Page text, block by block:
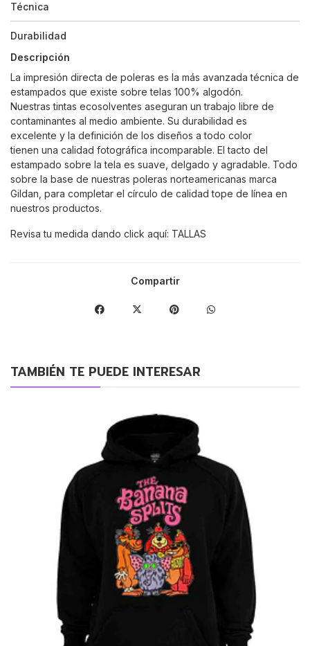
Técnica
Durabilidad
Descripción
La impresión directa de poleras es la más avanzada técnica de
estampados que existe sobre telas 100% algodón.
Nuestras tintas ecosolventes aseguran un trabajo libre de
contaminantes al medio ambiente. Su durabilidad es
excelente y la definición de los diseños a todo color
tienen una calidad fotográfica incomparable. El tacto del
estampado sobre la tela es suave, delgado y agradable. Todo
sobre la base de nuestras poleras norteamericanas marca
Gildan, para completar el círculo de calidad tope de línea en
nuestros productos.
Revisa tu medida dando click aquí: TALLAS
Compartir
TAMBIÉN TE PUEDE INTERESAR